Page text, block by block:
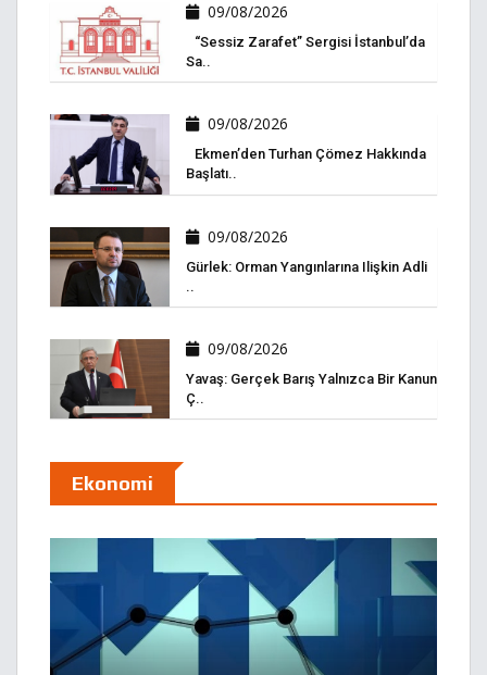
09/08/2026
“Sessiz Zarafet” Sergisi İstanbul’da
Sa..
09/08/2026
Ekmen’den Turhan Çömez Hakkında
Başlatı..
09/08/2026
Gürlek: Orman Yangınlarına Ilişkin Adli
..
09/08/2026
Yavaş: Gerçek Barış Yalnızca Bir Kanun
Ç..
Ekonomi